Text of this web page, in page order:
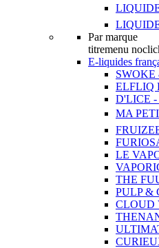
Par marque
titremenu
E-liquides
ELFLIQ
D'LICE -
MA
LE
THE
PULP &
CLOUD